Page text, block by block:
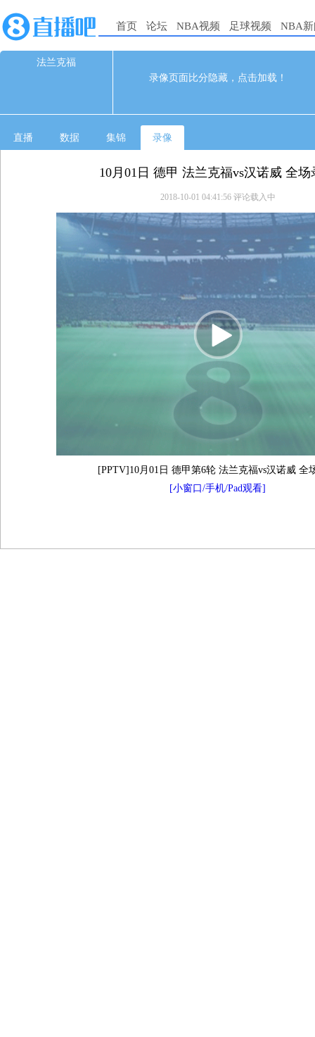
首页 论坛 NBA视频 足球视频 NBA
法兰克福
录像页面比分隐藏，点击加载！
0 09-30 21:30
直播 数据 集锦 录像
10月01日 德甲 法兰克福vs汉诺威 全场
2018-10-01 04:41:56 评论载入中
[PPTV]10月01日 德甲第6轮 法兰克福vs汉诺威 全
[小窗口/手机/Pad观看]